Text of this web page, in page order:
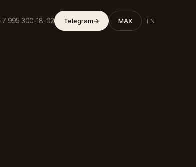
995 300-18-02 Telegram→ MAX EN